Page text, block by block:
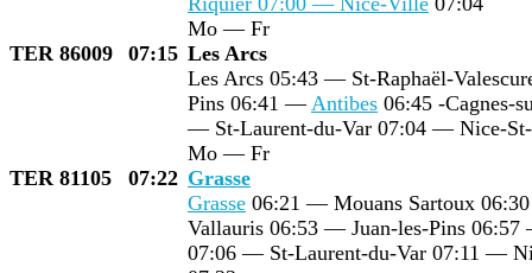
Mo — Fr
TER 86009
07:15 Les Arcs
Les Arcs 05:43 — St-Raphaël-
Pins 06:41 — Antibes 06:45 -Cagnes-
— St-Laurent-du-Var 07:04 — Nice-
Mo — Fr
TER 81105
07:22 Grasse
Grasse 06:21 — Mouans Sartoux
Vallauris 06:53 — Juan-les-Pins
07:06 — St-Laurent-du-Var 07:11 —